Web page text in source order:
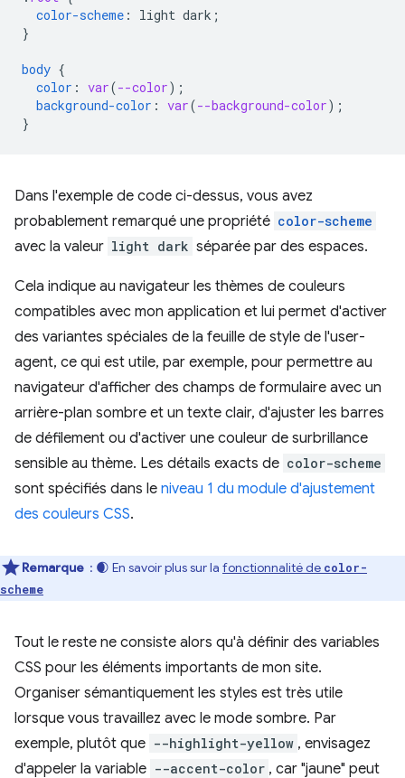
color-scheme : light dark ;
}
body {
color : var(--color);
background-color : var(--background-color);
}
Dans l'exemple de code ci-dessus, vous avez
probablement remarqué une propriété color-scheme
avec la valeur light dark séparée par des espaces.
Cela indique au navigateur les thèmes de couleurs
compatibles avec mon application et lui permet d'activer
des variantes spéciales de la feuille de style de l'user-
agent, ce qui est utile, par exemple, pour permettre au
navigateur d'afficher des champs de formulaire avec un
arrière-plan sombre et un texte clair, d'ajuster les barres
de défilement ou d'activer une couleur de surbrillance
sensible au thème. Les détails exacts de color-scheme
sont spécifiés dans le niveau 1 du module d'ajustement
des couleurs CSS.
Remarque : 🌒 En savoir plus sur la fonctionnalité de color-
scheme
Tout le reste ne consiste alors qu'à définir des variables
CSS pour les éléments importants de mon site.
Organiser sémantiquement les styles est très utile
lorsque vous travaillez avec le mode sombre. Par
exemple, plutôt que -⁠-⁠highlight-yellow , envisagez
d'appeler la variable -⁠-⁠accent-color , car "jaune" peut